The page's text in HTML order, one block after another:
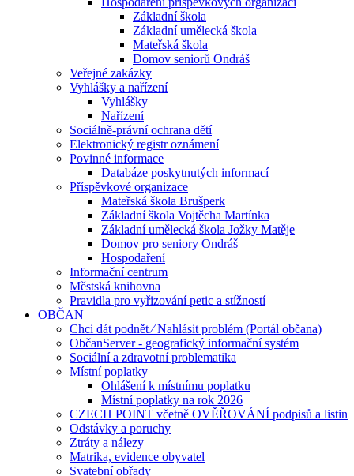
Základní škola
Základní umělecká škola
Mateřská škola
Domov seniorů Ondráš
Veřejné zakázky
Vyhlášky a nařízení
Vyhlášky
Nařízení
Sociálně-právní ochrana dětí
Elektronický registr oznámení
Povinné informace
Databáze poskytnutých informací
Příspěvkové organizace
Mateřská škola Brušperk
Základní škola Vojtěcha Martínka
Základní umělecká škola Jožky Matěje
Domov pro seniory Ondráš
Hospodaření
Informační centrum
Městská knihovna
Pravidla pro vyřizování petic a stížností
OBČAN
Chci dát podnět ⁄ Nahlásit problém (Portál občana)
ObčanServer - geografický informační systém
Sociální a zdravotní problematika
Místní poplatky
Ohlášení k místnímu poplatku
Místní poplatky na rok 2026
CZECH POINT včetně OVĚŘOVÁNÍ podpisů a listin
Odstávky a poruchy
Ztráty a nálezy
Matrika, evidence obyvatel
Svatební obřady